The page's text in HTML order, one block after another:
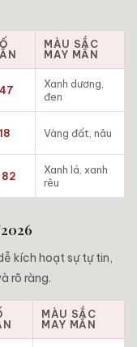
MÀU SẮC
MAY MẮN
Xanh dương,
đen
Vàng đất, nâu
82
Xanh lá, xanh
rêu
kích hoạt sự tự tin,
rõ ràng.
MÀU SẮC
MAY MẮN